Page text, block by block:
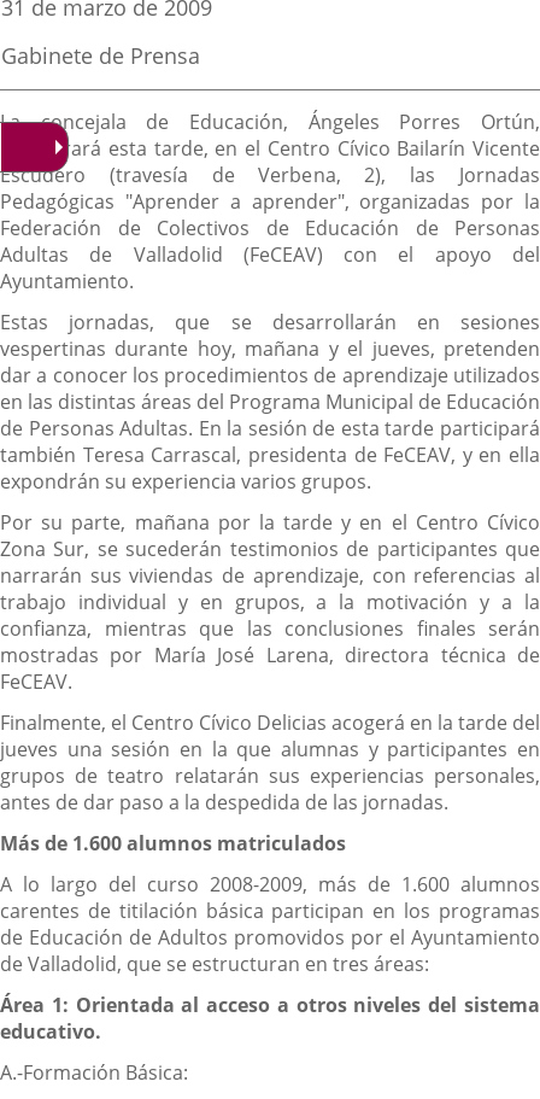
externa.externa.
la
noticia
31 de marzo de 2009
Fuente
la
noticia
Gabinete de Prensa
Descripción
La concejala de Educación, Ángeles Porres Ortún,
inaugurará esta tarde, en el Centro Cívico Bailarín Vicente
Escudero (travesía de Verbena, 2), las Jornadas
Pedagógicas "Aprender a aprender", organizadas por la
Federación de Colectivos de Educación de Personas
Adultas de Valladolid (FeCEAV) con el apoyo del
Ayuntamiento.
Estas jornadas, que se desarrollarán en sesiones
vespertinas durante hoy, mañana y el jueves, pretenden
dar a conocer los procedimientos de aprendizaje utilizados
en las distintas áreas del Programa Municipal de Educación
de Personas Adultas. En la sesión de esta tarde participará
también Teresa Carrascal, presidenta de FeCEAV, y en ella
expondrán su experiencia varios grupos.
Por su parte, mañana por la tarde y en el Centro Cívico
Zona Sur, se sucederán testimonios de participantes que
narrarán sus viviendas de aprendizaje, con referencias al
trabajo individual y en grupos, a la motivación y a la
confianza, mientras que las conclusiones finales serán
mostradas por María José Larena, directora técnica de
FeCEAV.
Finalmente, el Centro Cívico Delicias acogerá en la tarde del
jueves una sesión en la que alumnas y participantes en
grupos de teatro relatarán sus experiencias personales,
antes de dar paso a la despedida de las jornadas.
Más de 1.600 alumnos matriculados
A lo largo del curso 2008-2009, más de 1.600 alumnos
carentes de titilación básica participan en los programas
de Educación de Adultos promovidos por el Ayuntamiento
de Valladolid, que se estructuran en tres áreas:
Área 1: Orientada al acceso a otros niveles del sistema
educativo.
A.-Formación Básica: